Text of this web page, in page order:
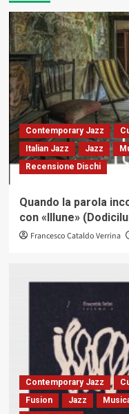
Contemporary Jazz
Italian Jazz
Jazz
Recensione Dischi
Quando la parola
con «Illune»
Francesco Cataldo Verrina
Contemporary Jazz
Fusion
Jazz